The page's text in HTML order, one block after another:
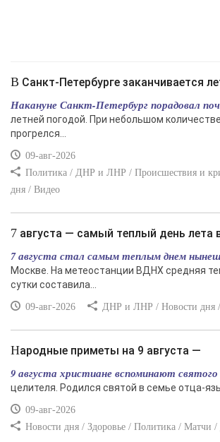
В Санкт-Петербурге заканчивается
Накануне Санкт-Петербург порадовал
летней погодой. При небольшом
прогрелся...
09-авг-2026
Политика / ДНР и ЛНР / Происшествия и
дня / Видео
7 августа — самый теплый день лета
7 августа стал самым теплым днем
Москве. На метеостанции ВДНХ средняя
сутки составила...
09-авг-2026 ДНР и ЛНР / Новости дня /
Народные приметы на 9 августа —
9 августа христиане вспоминают
целителя. Родился святой в семье отца-
09-авг-2026
Новости дня / Здоровье / Политика /